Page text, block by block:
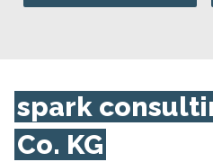
spark
Co. KG